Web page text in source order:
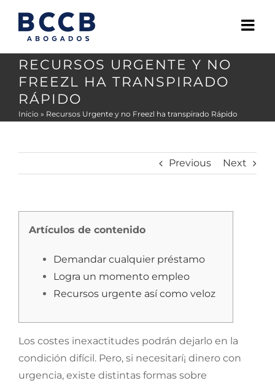
content
RECURSOS URGENTE Y NO
FREEZL HA TRANSPIRADO
RÁPIDO
Inicio » Recursos Urgente y no Freezl ha transpirado Rápido
Previous Next
Artículos de contenido
Demandar cualquier préstamo
Logra un momento empleo
Recursos urgente así­ como veloz
Los costes inexactitudes podrán dejarlo en la
condición difícil. Pero, si necesitarí¡ dinero con
urgencia, existe distintas formas sobre